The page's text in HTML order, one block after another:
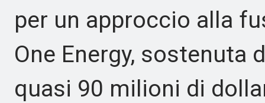
per un approccio alla
One Energy, sostenuta
quasi 90 milioni di